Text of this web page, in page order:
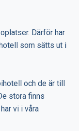
Därför har
som sätts ut i
och de är till
stora finns
vi i våra